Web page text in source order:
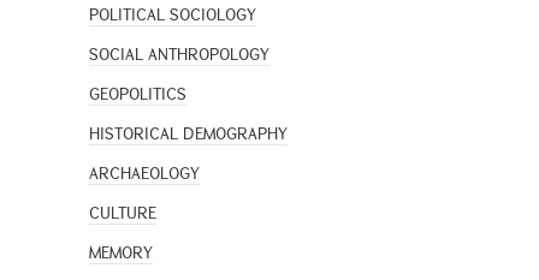
POLITICAL SOCIOLOGY
SOCIAL ANTHROPOLOGY
GEOPOLITICS
HISTORICAL DEMOGRAPHY
ARCHAEOLOGY
CULTURE
MEMORY